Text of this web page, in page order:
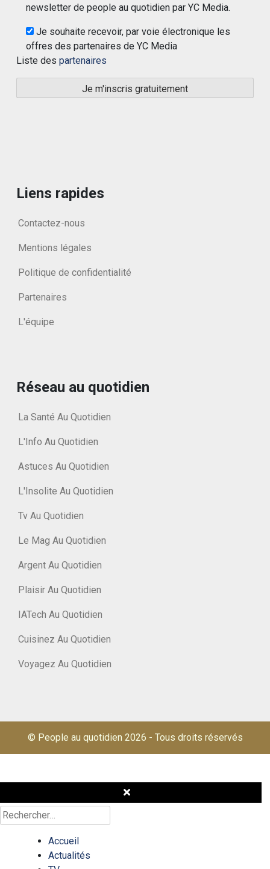
newsletter de people au quotidien par YC Media.
Je souhaite recevoir, par voie électronique les
offres des partenaires de YC Media
Liste des partenaires
Liens rapides
Contactez-nous
Mentions légales
Politique de confidentialité
Partenaires
L'équipe
Réseau au quotidien
La Santé Au Quotidien
L'Info Au Quotidien
Astuces Au Quotidien
L'Insolite Au Quotidien
Tv Au Quotidien
Le Mag Au Quotidien
Argent Au Quotidien
Plaisir Au Quotidien
IATech Au Quotidien
Cuisinez Au Quotidien
Voyagez Au Quotidien
© People au quotidien 2026 - Tous droits réservés
Rechercher :
Accueil
Actualités